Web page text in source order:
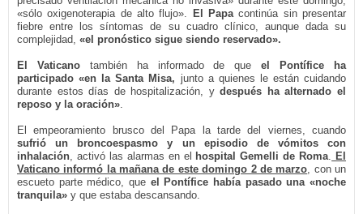
«sólo oxigenoterapia de alto flujo».
El Papacontinúa sin presentar
fiebre entre los síntomas de su cuadro clínico, aunque dada su
complejidad, «el pronóstico sigue siendo reservado».
El Vaticanotambién ha informado de queel Pontífice ha
participado «en la Santa Misa, junto a quienes le están cuidando
durante estos días de hospitalización, ydespués ha alternado el
reposo y la oración».
El empeoramiento brusco del Papa la tarde del viernes, cuando
sufrió un broncoespasmo y un episodio de vómitos con
inhalación, activó las alarmas en el hospital Gemelli de Roma. El
Vaticano informó la mañana de este domingo 2 de marzo, con un
escueto parte médico, que el Pontífice había pasado una «noche
tranquila» y que estaba descansando.